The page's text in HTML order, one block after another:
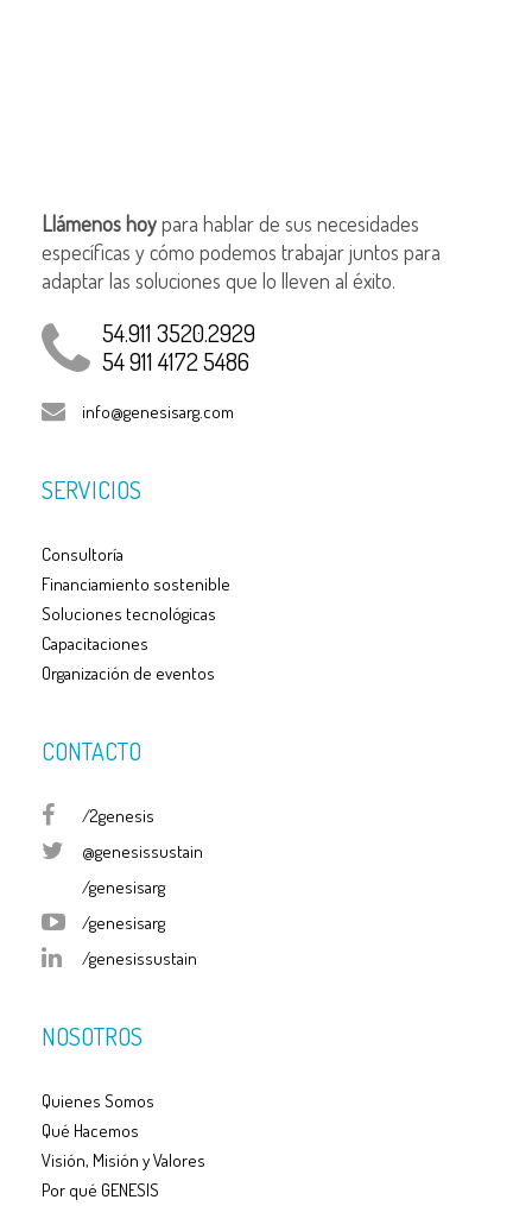
Llámenos hoypara hablar de sus necesidades
específicas y cómo podemos trabajar juntos para
adaptar las soluciones que lo lleven al éxito.
54.911 3520.2929
54 911 4172 5486
info@genesisarg.com
SERVICIOS
Consultoría
Financiamiento sostenible
Soluciones tecnológicas
Capacitaciones
Organización de eventos
CONTACTO
/2genesis
@genesissustain
/genesisarg
/genesisarg
/genesissustain
NOSOTROS
Quienes Somos
Qué Hacemos
Visión, Misión y Valores
Por qué GENESIS